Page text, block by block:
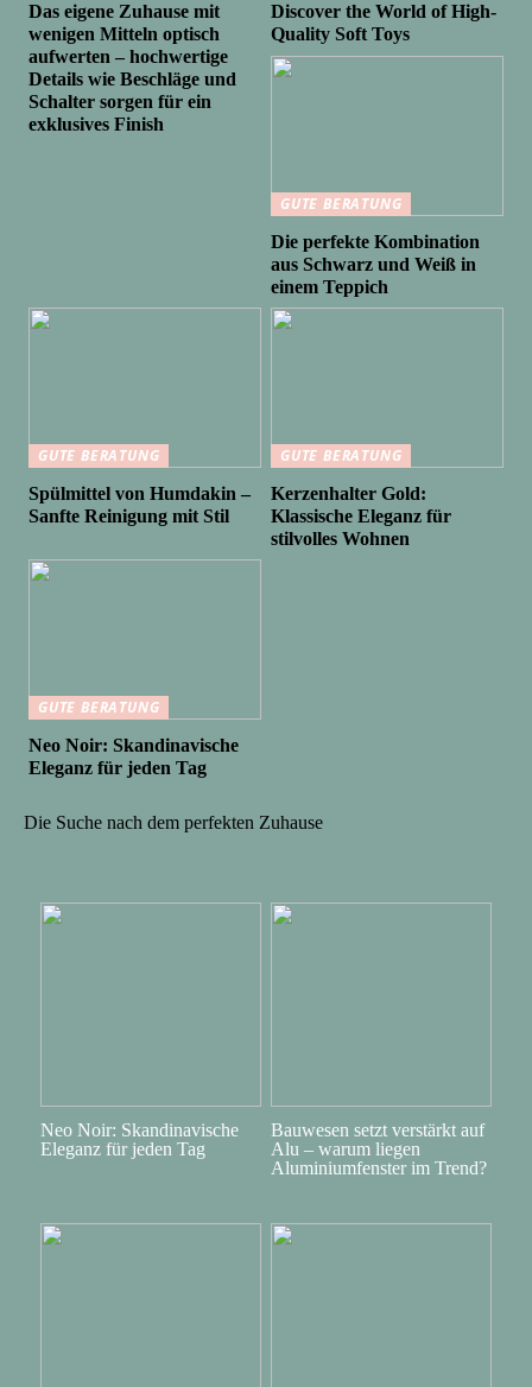
Das eigene Zuhause mit
wenigen Mitteln optisch
aufwerten – hochwertige
Details wie Beschläge und
Schalter sorgen für ein
exklusives Finish
Discover the World of High-
Quality Soft Toys
GUTE BERATUNG
Die perfekte Kombination
aus Schwarz und Weiß in
einem Teppich
GUTE BERATUNG
Spülmittel von Humdakin –
Sanfte Reinigung mit Stil
GUTE BERATUNG
Kerzenhalter Gold:
Klassische Eleganz für
stilvolles Wohnen
GUTE BERATUNG
Neo Noir: Skandinavische
Eleganz für jeden Tag
Die Suche nach dem perfekten Zuhause
Neo Noir: Skandinavische
Eleganz für jeden Tag
Bauwesen setzt verstärkt auf
Alu – warum liegen
Aluminiumfenster im Trend?